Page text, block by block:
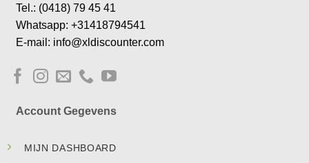
Tel.: (0418) 79 45 41
Whatsapp: +31418794541
E-mail: info@xldiscounter.com
Account Gegevens
MIJN DASHBOARD